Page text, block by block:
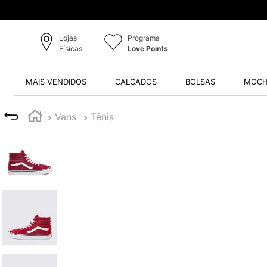
Lojas
Físicas
Programa
Love Points
MAIS VENDIDOS CALÇADOS BOLSAS
Vans Tênis